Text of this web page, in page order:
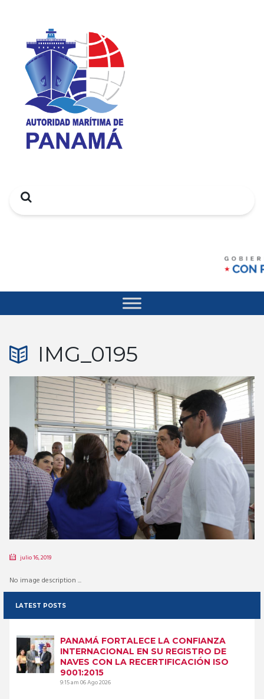
Search
IMG_0195
julio 16, 2019
No image description ...
LATEST POSTS
PANAMÁ FORTALECE LA CONFIANZA
INTERNACIONAL EN SU REGISTRO DE
NAVES CON LA RECERTIFICACIÓN ISO
9001:2015
9:15 am06 Ago 2026